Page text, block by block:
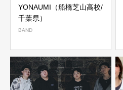
YONAUMI（船橋芝山高校/
千葉県）
BAND